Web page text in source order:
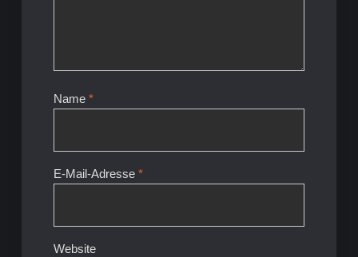
Name *
E-Mail-Adresse *
Website